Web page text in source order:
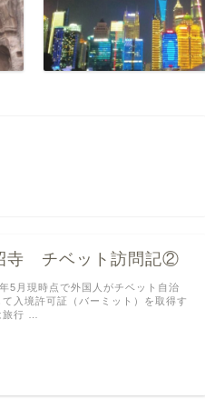
寺 チベット訪問記②
5月現時点で外国人がチベット自治
入境許可証（バーミット）を取得す
旅行 …